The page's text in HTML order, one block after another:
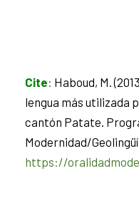
Cite: Haboud, M.
lengua más utilizada
cantón Patate.
Modernidad/
https://